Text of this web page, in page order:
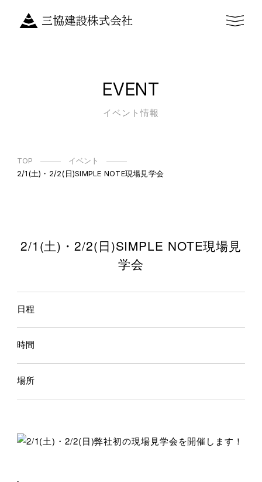
EVENT
イベント情報
TOP
イベント
2/1(土)・2/2(日)SIMPLE NOTE現場見学会
2/1(土)・2/2(日)SIMPLE NOTE現場見
学会
日程
時間
場所